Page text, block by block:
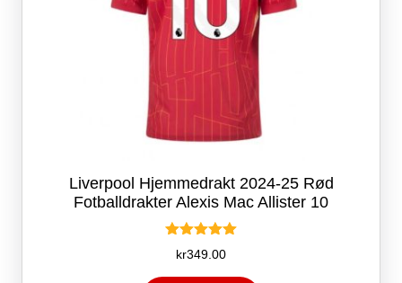
Liverpool Hjemmedrakt 2024-25 Rød
Fotballdrakter Alexis Mac Allister 10
Vurdert
5.00
av 5
kr349.00